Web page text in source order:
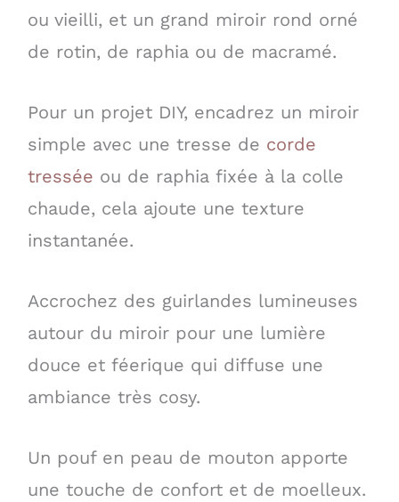
ou vieilli, et un grand miroir rond orné
de rotin, de raphia ou de macramé.
Pour un projet DIY, encadrez un miroir
simple avec une tresse de corde
tressée ou de raphia fixée à la colle
chaude, cela ajoute une texture
instantanée.
Accrochez des guirlandes lumineuses
autour du miroir pour une lumière
douce et féerique qui diffuse une
ambiance très cosy.
Un pouf en peau de mouton apporte
une touche de confort et de moelleux.